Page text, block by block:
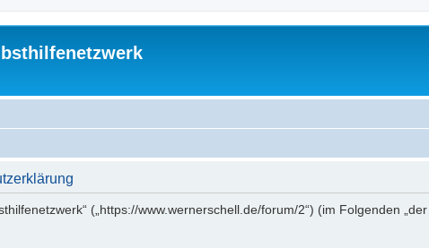
(„https://www.wernerschell.de/forum/2“) (im Folgenden